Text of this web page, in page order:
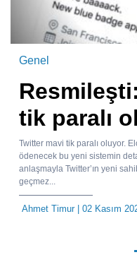
Genel
tik paralı
Twitter mavi tik paralı oluyor.
ödenecek bu yeni sistemin
anlaşmayla Twitter’ın yeni
geçmez...
Ahmet Timur| 02 Kasım